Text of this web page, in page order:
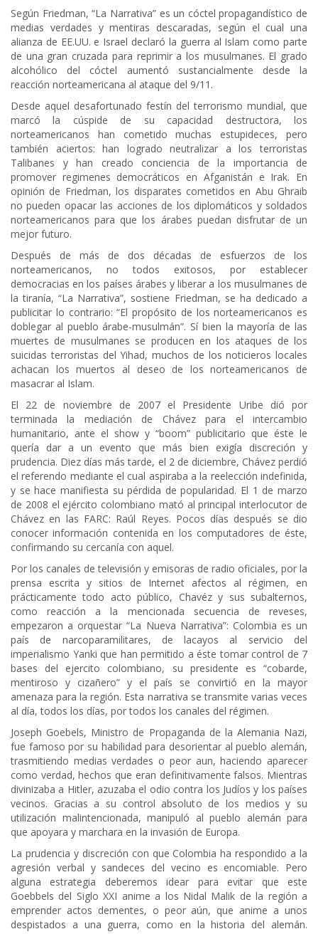
Según Friedman, “La Narrativa” es un cóctel propagandístico de
medias verdades y mentiras descaradas, según el cual una
alianza de EE.UU. e Israel declaró la guerra al Islam como parte
de una gran cruzada para reprimir a los musulmanes. El grado
alcohólico del cóctel aumentó sustancialmente desde la
reacción norteamericana al ataque del 9/11.
Desde aquel desafortunado festín del terrorismo mundial, que
marcó la cúspide de su capacidad destructora, los
norteamericanos han cometido muchas estupideces, pero
también aciertos: han logrado neutralizar a los terroristas
Talibanes y han creado conciencia de la importancia de
promover regimenes democráticos en Afganistán e Irak. En
opinión de Friedman, los disparates cometidos en Abu Ghraib
no pueden opacar las acciones de los diplomáticos y soldados
norteamericanos para que los árabes puedan disfrutar de un
mejor futuro.
Después de más de dos décadas de esfuerzos de los
norteamericanos, no todos exitosos, por establecer
democracias en los países árabes y liberar a los musulmanes de
la tiranía, “La Narrativa”, sostiene Friedman, se ha dedicado a
publicitar lo contrario: “El propósito de los norteamericanos es
doblegar al pueblo árabe-musulmán”. Sí bien la mayoría de las
muertes de musulmanes se producen en los ataques de los
suicidas terroristas del Yihad, muchos de los noticieros locales
achacan los muertos al deseo de los norteamericanos de
masacrar al Islam.
El 22 de noviembre de 2007 el Presidente Uribe dió por
terminada la mediación de Chávez para el intercambio
humanitario, ante el show y “boom” publicitario que éste le
quería dar a un evento que más bien exigía discreción y
prudencia. Diez días más tarde, el 2 de diciembre, Chávez perdió
el referendo mediante el cual aspiraba a la reelección indefinida,
y se hace manifiesta su pérdida de popularidad. El 1 de marzo
de 2008 el ejército colombiano mató al principal interlocutor de
Chávez en las FARC: Raúl Reyes. Pocos días después se dio
conocer información contenida en los computadores de éste,
confirmando su cercanía con aquel.
Por los canales de televisión y emisoras de radio oficiales, por la
prensa escrita y sitios de Internet afectos al régimen, en
prácticamente todo acto público, Chavéz y sus subalternos,
como reacción a la mencionada secuencia de reveses,
empezaron a orquestar “La Nueva Narrativa”: Colombia es un
país de narcoparamilitares, de lacayos al servicio del
imperialismo Yanki que han permitido a éste tomar control de 7
bases del ejercito colombiano, su presidente es “cobarde,
mentiroso y cizañero” y el país se convirtió en la mayor
amenaza para la región. Esta narrativa se transmite varias veces
al día, todos los días, por todos los canales del régimen.
Joseph Goebels, Ministro de Propaganda de la Alemania Nazi,
fue famoso por su habilidad para desorientar al pueblo alemán,
trasmitiendo medias verdades o peor aun, haciendo aparecer
como verdad, hechos que eran definitivamente falsos. Mientras
divinizaba a Hitler, azuzaba el odio contra los Judíos y los países
vecinos. Gracias a su control absoluto de los medios y su
utilización malintencionada, manipuló al pueblo alemán para
que apoyara y marchara en la invasión de Europa.
La prudencia y discreción con que Colombia ha respondido a la
agresión verbal y sandeces del vecino es encomiable. Pero
alguna estrategia deberemos idear para evitar que este
Goebbels del Siglo XXI anime a los Nidal Malik de la región a
emprender actos dementes, o peor aún, que anime a unos
despistados a una guerra, como en la historia del alemán.